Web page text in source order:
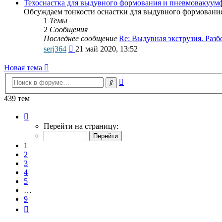
сообщению
Техоснастка для выдувного формования и
Обсуждаем тонкости оснастки для выдувного
1 Темы
2 Сообщения
Последнее сообщение Re: Выдувная экструзия.
serj364
Перейти
сообщению
21 май 2020, 13:52
Новая тема
Поиск
439 тем
Перейти на страницу:
1
2
3
4
5
…
9